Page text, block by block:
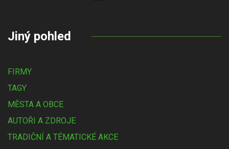
Jiný pohled
FIRMY
TAGY
MĚSTA A OBCE
AUTOŘI A ZDROJE
TRADIČNÍ A TÉMATICKÉ AKCE